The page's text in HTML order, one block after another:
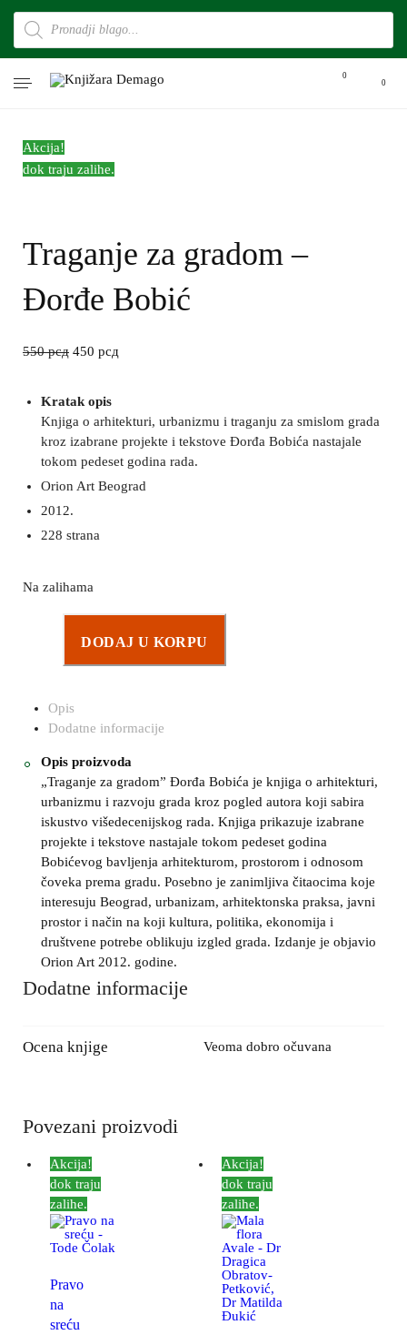
0
0
Akcija!
dok traju zalihe.
Traganje za gradom –
Đorđe Bobić
550рсд 450 рсд
Kratak opis
Knjiga o arhitekturi, urbanizmu i traganju za smislom grada
kroz izabrane projekte i tekstove Đorđa Bobića nastajale
tokom pedeset godina rada.
Orion Art Beograd
2012.
228 strana
Na zalihama
DODAJ U KORPU
Opis
Dodatne informacije
Opis proizvoda
„Traganje za gradom” Đorđa Bobića je knjiga o arhitekturi,
urbanizmu i razvoju grada kroz pogled autora koji sabira
iskustvo višedecenijskog rada. Knjiga prikazuje izabrane
projekte i tekstove nastajale tokom pedeset godina
Bobićevog bavljenja arhitekturom, prostorom i odnosom
čoveka prema gradu. Posebno je zanimljiva čitaocima koje
interesuju Beograd, urbanizam, arhitektonska praksa, javni
prostor i način na koji kultura, politika, ekonomija i
društvene potrebe oblikuju izgled grada. Izdanje je objavio
Orion Art 2012. godine.
Dodatne informacije
Ocena knjige Veoma dobro očuvana
Povezani proizvodi
Akcija!
dok traju
zalihe.
Pravo
na
sreću
Akcija!
dok traju
zalihe.